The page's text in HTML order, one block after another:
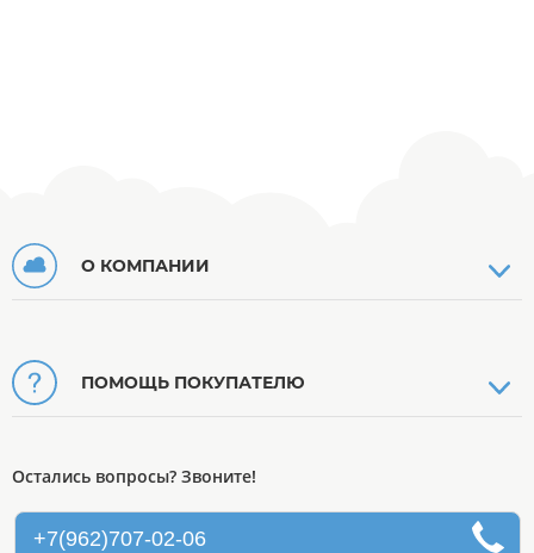
О КОМПАНИИ
ПОМОЩЬ ПОКУПАТЕЛЮ
Остались вопросы? Звоните!
+7(962)707-02-06